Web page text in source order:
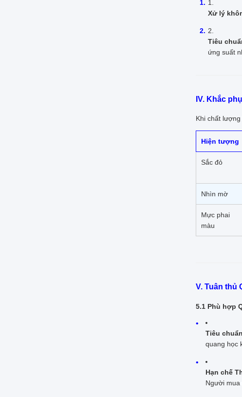
Xử lý
Tiêu
ứng suất
IV. Khắc
Khi chất
Hiện tượng
Sắc đỏ
Nhìn mờ
Mực phai
màu
V. Tuân thủ
5.1 Phù hợp
Tiêu
quang học
Hạn chế
Người mua